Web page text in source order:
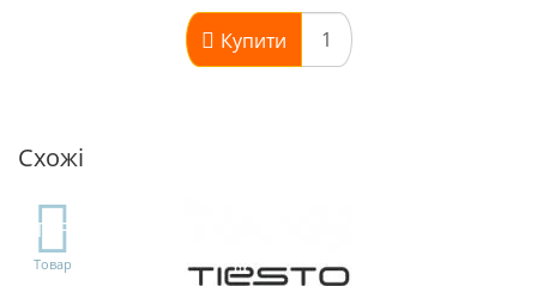
Купити
Схожі
TOP
Товар